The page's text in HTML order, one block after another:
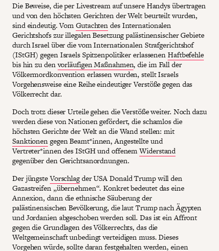
Die Beweise, die per Livestream auf unsere Handys übertragen
und von den höchsten Gerichten der Welt beurteilt wurden,
sind eindeutig. VomGutachtendes Internationalen
Gerichtshofs zur illegalen Besetzung palästinensischer Gebiete
durch Israel über die vom Internationalen Strafgerichtshof
(IStGH) gegen Israels Spitzenpolitiker erlassenenHaftbefehle
bis hin zu denvorläufigen Maßnahmen, die im Fall der
Völkermordkonvention erlassen wurden, stellt Israels
Vorgehensweise eine Reihe eindeutiger Verstöße gegen das
Völkerrecht dar.
Doch trotz dieser Urteile gehen die Verstöße weiter. Noch dazu
werden diese von Nationen gefördert, die schamlos die
höchsten Gerichte der Welt an die Wand stellen: mit
Sanktionengegen Beamt*innen, Angestellte und
Vertreter*innen des IStGH und offenemWiderstand
gegenüber den Gerichtsanordnungen.
Der jüngsteVorschlagder USA Donald Trump will den
Gazastreifen „übernehmen“. Konkret bedeutet das eine
Annexion, dann die ethnische Säuberung der
palästinensischen Bevölkerung, die laut Trump nach Ägypten
und Jordanien abgeschoben werden soll. Das ist ein Affront
gegen die Grundlagen des Völkerrechts, das die
Weltgemeinschaft unbedingt verteidigen muss. Dieses
Vorgehen würde, sollte daran festgehalten werden, einen